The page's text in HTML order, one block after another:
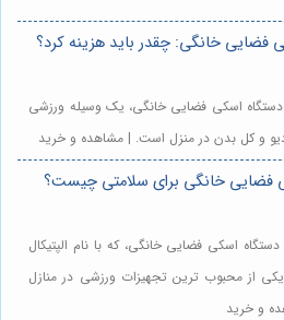
فضایی خانگی: چقدر باید هزینه کرد؟
اسکی فضایی خانگی، یک وسیله ورزشی
و کل بدن در منزل است. | مشاهده و خرید
فضایی خانگی برای سلامتی چیست؟
اسکی فضایی خانگی، که با نام الپتیکال
از محبوب ترین تجهیزات ورزشی در منازل
و خرید